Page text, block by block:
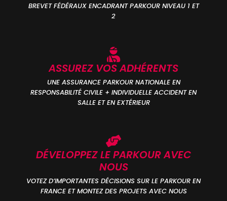
BREVET FÉDÉRAUX ENCADRANT PARKOUR NIVEAU 1 ET
2
ASSUREZ VOS ADHÉRENTS
UNE ASSURANCE PARKOUR NATIONALE EN
RESPONSABILITÉ CIVILE + INDIVIDUELLE ACCIDENT EN
SALLE ET EN EXTÉRIEUR
DÉVELOPPEZ LE PARKOUR AVEC
NOUS
VOTEZ D’IMPORTANTES DÉCISIONS SUR LE PARKOUR EN
FRANCE ET MONTEZ DES PROJETS AVEC NOUS